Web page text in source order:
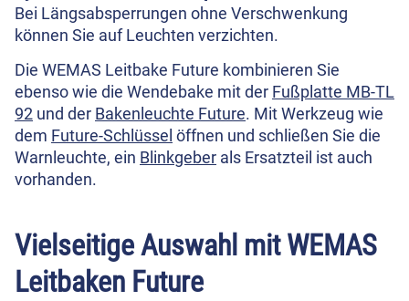
Bei Längsabsperrungen ohne Verschwenkung
können Sie auf Leuchten verzichten.
Die WEMAS Leitbake Future kombinieren Sie
ebenso wie die Wendebake mit der Fußplatte MB-TL
92 und der Bakenleuchte Future. Mit Werkzeug wie
dem Future-Schlüssel öffnen und schließen Sie die
Warnleuchte, ein Blinkgeber als Ersatzteil ist auch
vorhanden.
Vielseitige Auswahl mit WEMAS
Leitbaken Future